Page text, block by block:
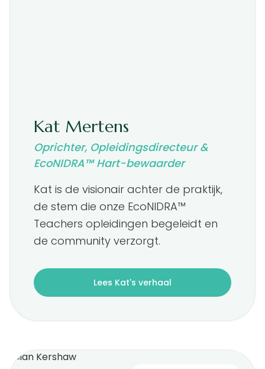
Kat Mertens
Oprichter, Opleidingsdirecteur &
EcoNIDRA™ Hart-bewaarder
Kat is de visionair achter de praktijk,
de stem die onze EcoNIDRA™
Teachers opleidingen begeleidt en
de community verzorgt.
Lees Kat's verhaal